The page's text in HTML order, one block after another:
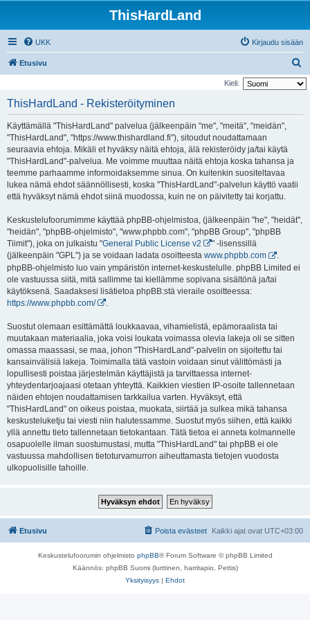
ThisHardLand
UKK Kirjaudu sisään
Etusivu
t
Kieli:
ThisHardLand - Rekisteröityminen
Käyttämällä "ThisHardLand" palvelua (jälkeenpäin "me", "meitä", "meidän",
"ThisHardLand", "https://www.thishardland.fi"), sitoudut noudattamaan
seuraavia ehtoja. Mikäli et hyväksy näitä ehtoja, älä rekisteröidy ja/tai käytä
"ThisHardLand"-palvelua. Me voimme muuttaa näitä ehtoja koska tahansa ja
teemme parhaamme informoidaksemme sinua. On kuitenkin suositeltavaa
lukea nämä ehdot säännöllisesti, koska "ThisHardLand"-palvelun käyttö vaatii
että hyväksyt nämä ehdot siinä muodossa, kuin ne on päivitetty tai korjattu.
Keskustelufoorumimme käyttää phpBB-ohjelmistoa, (jälkeenpäin "he", "heidät",
"heidän", "phpBB-ohjelmisto", "www.phpbb.com", "phpBB Group", "phpBB
Tiimit"), joka on julkaistu "General Public License v2
" -lisenssillä
(jälkeenpäin "GPL") ja se voidaan ladata osoitteesta www.phpbb.com
.
phpBB-ohjelmisto luo vain ympäristön internet-keskustelulle. phpBB Limited ei
ole vastuussa siitä, mitä sallimme tai kiellämme sopivana sisältönä ja/tai
käytöksenä. Saadaksesi lisätietoa phpBB:stä vieraile osoitteessa:
https://www.phpbb.com/
Suostut olemaan esittämättä loukkaavaa, vihamielistä, epämoraalista tai
muutakaan materiaalia, joka voisi loukata voimassa olevia lakeja oli se sitten
omassa maassasi, se maa, johon "ThisHardLand"-palvelin on sijoitettu tai
kansainvälisiä lakeja. Toimimalla tätä vastoin voidaan sinut välittömästi ja
lopullisesti poistaa järjestelmän käyttäjistä ja tarvittaessa internet-
yhteydentarjoajaasi otetaan yhteyttä. Kaikkien viestien IP-osoite tallennetaan
näiden ehtojen noudattamisen tarkkailua varten. Hyväksyt, että
"ThisHardLand" on oikeus poistaa, muokata, siirtää ja sulkea mikä tahansa
keskusteluketju tai viesti niin halutessamme. Suostut myös siihen, että kaikki
yllä annettu tieto tallennetaan tietokantaan. Tätä tietoa ei anneta kolmannelle
osapuolelle ilman suostumustasi, mutta "ThisHardLand" tai phpBB ei ole
vastuussa mahdollisen tietoturvamurron aiheuttamasta tietojen vuodosta
ulkopuolisille tahoille.
Etusivu Kaikki ajat ovat UTC+03:00
Poista evästeet
Keskustelufoorumin ohjelmisto phpBB® Forum Software © phpBB Limited
Käännös: phpBB Suomi (lurttinen, harritapio, Pettis)
Yksityisyys | Ehdot